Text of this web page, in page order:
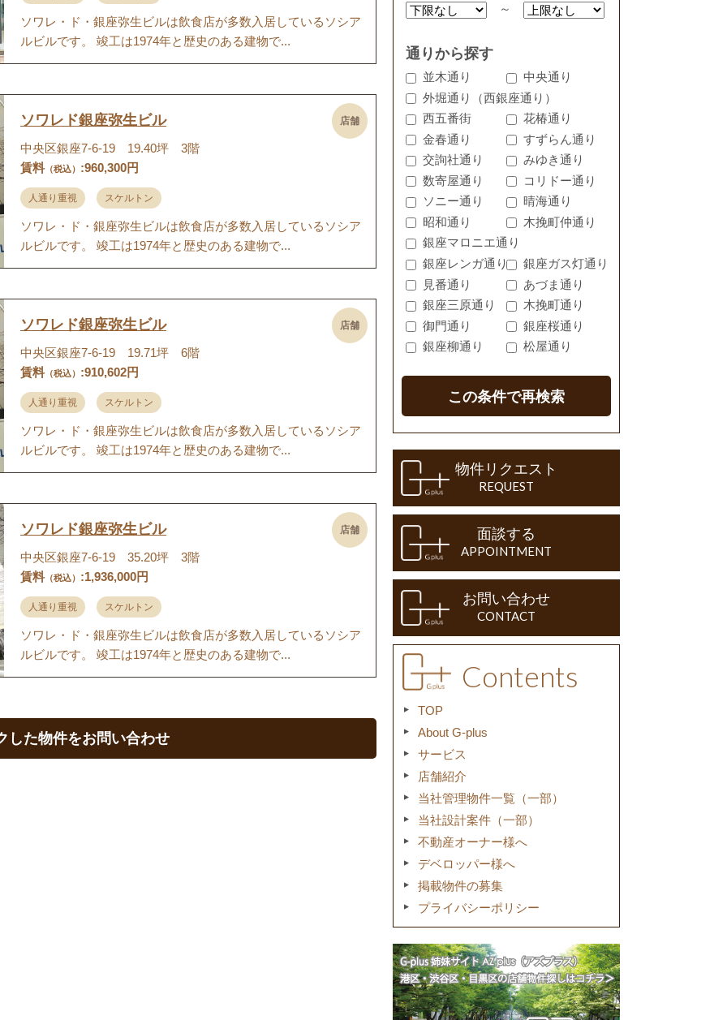
ソワレ・ド・銀座弥生ビルは飲食店が多数入居しているソシア
ルビルです。 竣工は1974年と歴史のある建物で...
ソワレド銀座弥生ビル 店舗
中央区銀座7-6-19 19.40坪 3階
賃料 （税込） :960,300円
人通り重視 スケルトン
ソワレ・ド・銀座弥生ビルは飲食店が多数入居しているソシア
ルビルです。 竣工は1974年と歴史のある建物で...
ソワレド銀座弥生ビル 店舗
中央区銀座7-6-19 19.71坪 6階
賃料 （税込） :910,602円
人通り重視 スケルトン
ソワレ・ド・銀座弥生ビルは飲食店が多数入居しているソシア
ルビルです。 竣工は1974年と歴史のある建物で...
ソワレド銀座弥生ビル 店舗
中央区銀座7-6-19 35.20坪 3階
賃料 （税込） :1,936,000円
人通り重視 スケルトン
ソワレ・ド・銀座弥生ビルは飲食店が多数入居しているソシア
ルビルです。 竣工は1974年と歴史のある建物で...
した物件をお問い合わせ
～
通りから探す
並木通り
中央通り
外堀通り（西銀座通り）
西五番街
花椿通り
金春通り
すずらん通り
交詢社通り
みゆき通り
数寄屋通り
コリドー通り
ソニー通り
晴海通り
昭和通り
木挽町仲通り
銀座マロニエ通り
銀座レンガ通り
銀座ガス灯通り
見番通り
あづま通り
銀座三原通り
木挽町通り
御門通り
銀座桜通り
銀座柳通り
松屋通り
この条件で再検索
物件リクエスト
REQUEST
面談する
APPOINTMENT
お問い合わせ
CONTACT
Contents
TOP
About G-plus
サービス
店舗紹介
当社管理物件一覧（一部）
当社設計案件（一部）
不動産オーナー様へ
デベロッパー様へ
掲載物件の募集
プライバシーポリシー